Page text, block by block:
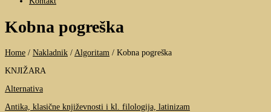
Kobna pogreška
Home / Nakladnik / Algoritam / Kobna pogreška
KNJIŽARA
Alternativa
Antika, klasične književnosti i kl. filologija, latinizam